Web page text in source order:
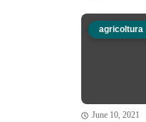
agricoltura
June 10, 2021